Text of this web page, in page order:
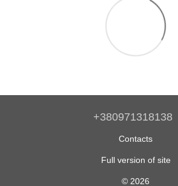
+380971318138
Contacts
Full version of site
© 2026